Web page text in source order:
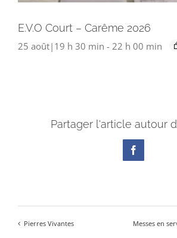
E.V.O Court – Carême 2026
25 août|19 h 30 min - 22 h 00 min
Partager l'article autour
Facebook
Pierres Vivantes Messes en